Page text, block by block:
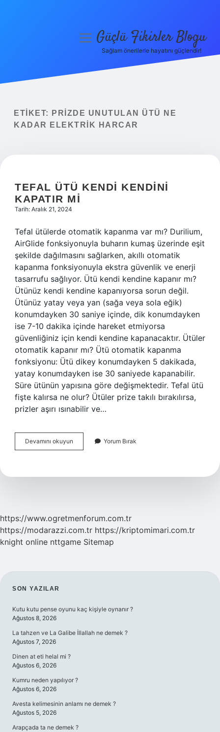
Yasal Uyarı
menüyüGüçlü Fikirler Blogu
Sağlam önerilerle hayatını güçlendir!
ETIKET:
PRIZDE UNUTULAN ÜTÜ NE
KADAR ELEKTRIK HARCAR
TEFAL ÜTÜ KENDI KENDINI
KAPATIR MI
Tarih: Aralık 21, 2024
Tefal ütülerde otomatik kapanma var mı? Durilium,
AirGlide fonksiyonuyla buharın kumaş üzerinde eşit
şekilde dağılmasını sağlarken, akıllı otomatik
kapanma fonksiyonuyla ekstra güvenlik ve enerji
tasarrufu sağlıyor. Ütü kendi kendine kapanır mı?
Ütünüz kendi kendine kapanıyorsa sorun değil.
Ütünüz yatay veya yan (sağa veya sola eğik)
konumdayken 30 saniye içinde, dik konumdayken
ise 7-10 dakika içinde hareket etmiyorsa
güvenliğiniz için kendi kendine kapanacaktır. Ütüler
otomatik kapanır mı? Ütü otomatik kapanma
fonksiyonu: Ütü dikey konumdayken 5 dakikada,
yatay konumdayken ise 30 saniyede kapanabilir.
Süre ütünün yapısına göre değişmektedir. Tefal ütü
fişte kalırsa ne olur? Ütüler prize takılı bırakılırsa,
prizler aşırı ısınabilir ve…
Devamını okuyun
Ütü
Kapatır
Yorum Bırak
https://www.ogretmenforum.com.tr
https://modarazzi.com.tr https://kriptomimari.com.tr
knight online nttgame Sitemap
SIDEBAR
SON YAZILAR
Kutu kutu pense oyunu kaç kişiyle oynanır ?
Ağustos 8, 2026
La tahzen ve La Galibe İllallah ne demek ?
Ağustos 7, 2026
Dinen at eti helal mi ?
Ağustos 6, 2026
Kumru neden yapılıyor ?
Ağustos 6, 2026
Avesta kelimesinin anlamı ne demek ?
Ağustos 5, 2026
Arapçada ta ne demek ?